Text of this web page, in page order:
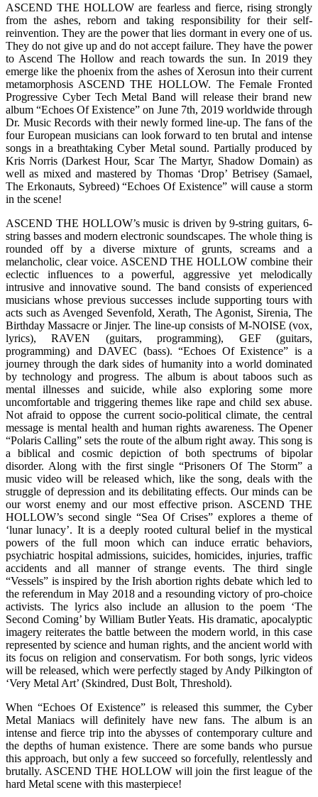
ASCEND THE HOLLOW are fearless and fierce, rising strongly
from the ashes, reborn and taking responsibility for their self-
reinvention. They are the power that lies dormant in every one of us.
They do not give up and do not accept failure. They have the power
to Ascend The Hollow and reach towards the sun. In 2019 they
emerge like the phoenix from the ashes of Xerosun into their current
metamorphosis ASCEND THE HOLLOW. The Female Fronted
Progressive Cyber Tech Metal Band will release their brand new
album “Echoes Of Existence” on June 7th, 2019 worldwide through
Dr. Music Records with their newly formed line-up. The fans of the
four European musicians can look forward to ten brutal and intense
songs in a breathtaking Cyber Metal sound. Partially produced by
Kris Norris (Darkest Hour, Scar The Martyr, Shadow Domain) as
well as mixed and mastered by Thomas ‘Drop’ Betrisey (Samael,
The Erkonauts, Sybreed) “Echoes Of Existence” will cause a storm
in the scene!
ASCEND THE HOLLOW’s music is driven by 9-string guitars, 6-
string basses and modern electronic soundscapes. The whole thing is
rounded off by a diverse mixture of grunts, screams and a
melancholic, clear voice. ASCEND THE HOLLOW combine their
eclectic influences to a powerful, aggressive yet melodically
intrusive and innovative sound. The band consists of experienced
musicians whose previous successes include supporting tours with
acts such as Avenged Sevenfold, Xerath, The Agonist, Sirenia, The
Birthday Massacre or Jinjer. The line-up consists of M-NOISE (vox,
lyrics), RAVEN (guitars, programming), GEF (guitars,
programming) and DAVEC (bass). “Echoes Of Existence” is a
journey through the dark sides of humanity into a world dominated
by technology and progress. The album is about taboos such as
mental illnesses and suicide, while also exploring some more
uncomfortable and triggering themes like rape and child sex abuse.
Not afraid to oppose the current socio-political climate, the central
message is mental health and human rights awareness. The Opener
“Polaris Calling” sets the route of the album right away. This song is
a biblical and cosmic depiction of both spectrums of bipolar
disorder. Along with the first single “Prisoners Of The Storm” a
music video will be released which, like the song, deals with the
struggle of depression and its debilitating effects. Our minds can be
our worst enemy and our most effective prison. ASCEND THE
HOLLOW’s second single “Sea Of Crises” explores a theme of
‘lunar lunacy’. It is a deeply rooted cultural belief in the mystical
powers of the full moon which can induce erratic behaviors,
psychiatric hospital admissions, suicides, homicides, injuries, traffic
accidents and all manner of strange events. The third single
“Vessels” is inspired by the Irish abortion rights debate which led to
the referendum in May 2018 and a resounding victory of pro-choice
activists. The lyrics also include an allusion to the poem ‘The
Second Coming’ by William Butler Yeats. His dramatic, apocalyptic
imagery reiterates the battle between the modern world, in this case
represented by science and human rights, and the ancient world with
its focus on religion and conservatism. For both songs, lyric videos
will be released, which were perfectly staged by Andy Pilkington of
‘Very Metal Art’ (Skindred, Dust Bolt, Threshold).
When “Echoes Of Existence” is released this summer, the Cyber
Metal Maniacs will definitely have new fans. The album is an
intense and fierce trip into the abysses of contemporary culture and
the depths of human existence. There are some bands who pursue
this approach, but only a few succeed so forcefully, relentlessly and
brutally. ASCEND THE HOLLOW will join the first league of the
hard Metal scene with this masterpiece!